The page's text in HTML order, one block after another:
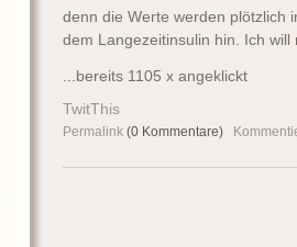
denn die Werte werden plötzlich
dem Langezeitinsulin hin. Ich
...bereits 1105 x angeklickt
TwitThis
Permalink (0 Kommentare)